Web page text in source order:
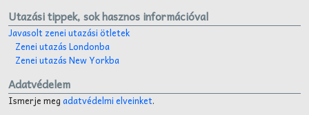
Utazási tippek, sok hasznos információval
Javasolt zenei utazási ötletek
Zenei utazás Londonba
Zenei utazás New Yorkba
Adatvédelem
Ismerje megadatvédelmi elveinket.